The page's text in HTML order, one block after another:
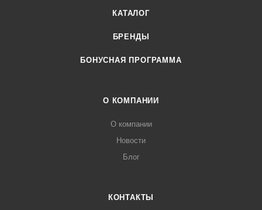
КАТАЛОГ
БРЕНДЫ
БОНУСНАЯ ПРОГРАММА
О КОМПАНИИ
О компании
Новости
Блог
КОНТАКТЫ